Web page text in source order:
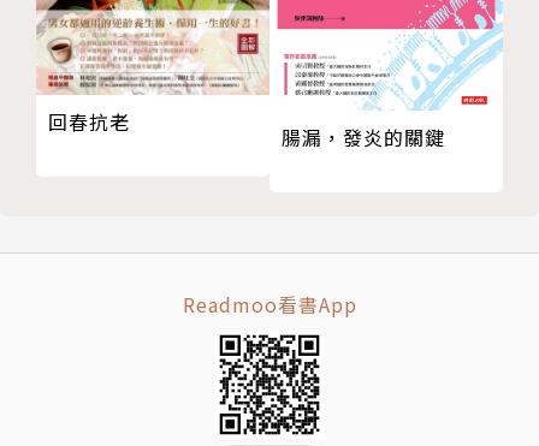
回春抗老
腸漏，發炎的關鍵
Readmoo看書App